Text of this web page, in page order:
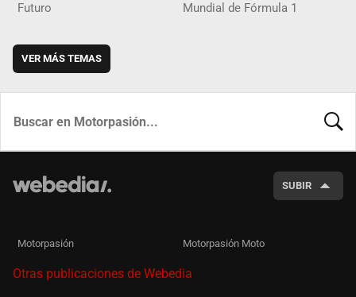
Futuro Mundial de Fórmula 1
VER MÁS TEMAS
SUBIR
Motorpasión Motorpasión Moto
Otras publicaciones de Webedia